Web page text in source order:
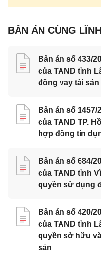
BẢN ÁN CÙNG
Bản án số 433/
của TAND tỉnh
đồng vay tài sản
Bản án số 1457/
của TAND TP.
hợp đồng tín
Bản án số 684/
của TAND tỉnh
quyền sử dụng
Bản án số 420/
của TAND tỉnh
quyền sở hữu
sản